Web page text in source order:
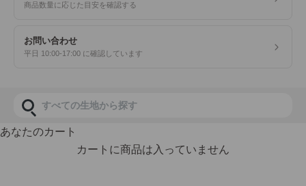
商品数量に応じた目安を確認する
お問い合わせ
平日 10:00-17:00 に確認しています
商品検索
あなたのカート
カートに商品は入っていません